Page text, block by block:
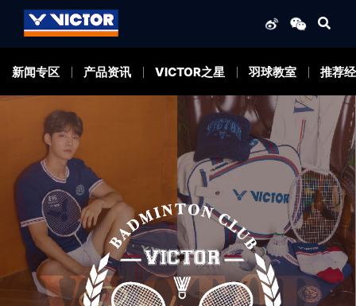
新闻专区 产品资讯 VICTOR之星 羽球教室 推荐